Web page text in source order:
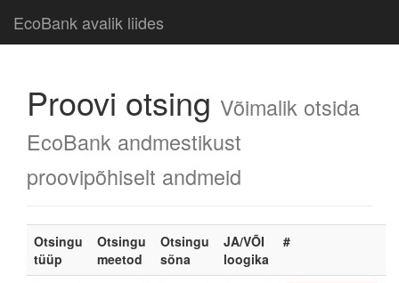
EcoBank avalik liides
Proovi otsing Võimalik otsida
EcoBank andmestikust
proovipõhiselt andmeid
Otsingu
tüüp
Otsingu
meetod
Otsingu
sõna
JA/VÕI
loogika
#